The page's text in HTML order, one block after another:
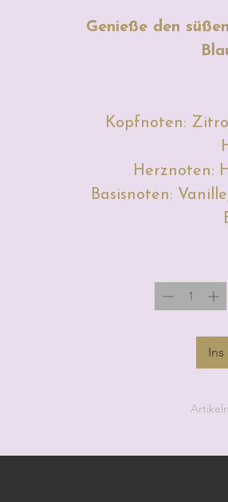
Genieße den
Kopfnoten:
Herznoten:
Basisnoten: